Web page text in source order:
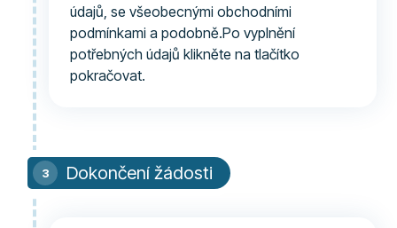
údajů, se všeobecnými obchodními
podmínkami a podobně.Po vyplnění
potřebných údajů klikněte na tlačítko
pokračovat.
Dokončení žádosti